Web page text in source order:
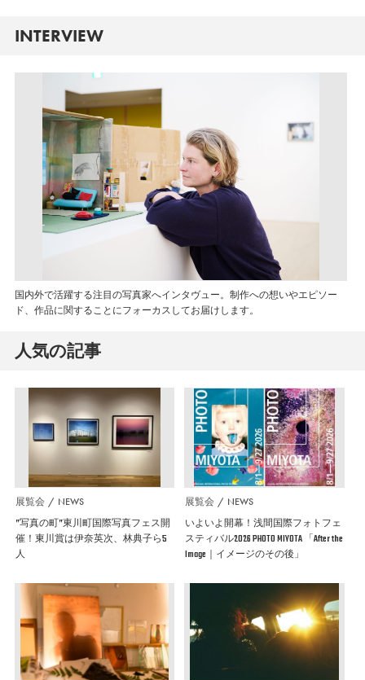
INTERVIEW
国内外で活躍する注目の写真家へインタヴュー。制作への想いやエピソー
ド、作品に関することにフォーカスしてお届けします。
人気の記事
展覧会 NEWS
”写真の町”東川町国際写真フェス開
催！東川賞は伊奈英次、林典子ら5
人
展覧会 NEWS
いよいよ開幕！浅間国際フォトフェ
スティバル2026 PHOTO MIYOTA 「After the
Image｜イメージのその後」